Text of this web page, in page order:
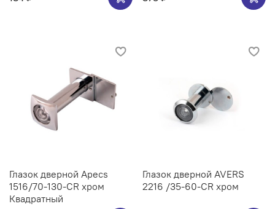
Глазок дверной Apecs
1516/70-130-CR хром
Квадратный
Глазок дверной AVERS
2216 /35-60-CR хром